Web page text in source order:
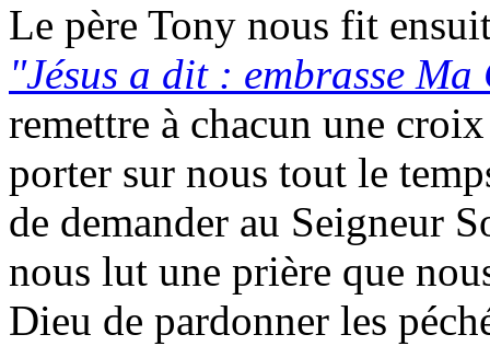
Le père Tony nous fit
"Jésus a dit : embrasse
remettre à chacun une
porter sur nous tout le
de demander au Seigneur
nous lut une prière que
Dieu de pardonner les